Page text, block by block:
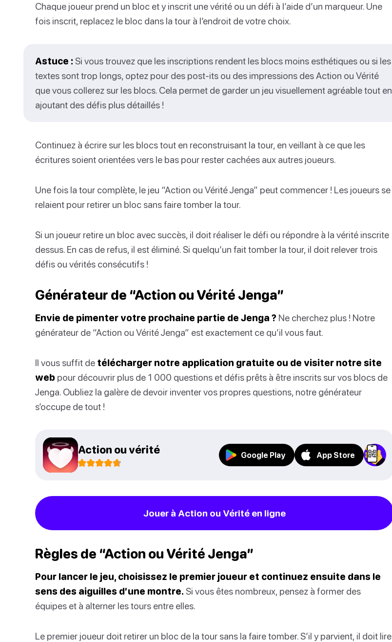
Chaque joueur prend un bloc et y inscrit une vérité ou un défi à l’aide d’un marqueur. Une
fois inscrit, replacez le bloc dans la tour à l’endroit de votre choix.
Astuce : Si vous trouvez que les inscriptions rendent les blocs moins esthétiques ou si les
textes sont trop longs, optez pour des post-its ou des impressions des Action ou Vérité
que vous collerez sur les blocs. Cela permet de garder un jeu visuellement agréable tout en
ajoutant des défis plus détaillés !
Continuez à écrire sur les blocs tout en reconstruisant la tour, en veillant à ce que les
écritures soient orientées vers le bas pour rester cachées aux autres joueurs.
Une fois la tour complète, le jeu “Action ou Vérité Jenga” peut commencer ! Les joueurs se
relaient pour retirer un bloc sans faire tomber la tour.
Si un joueur retire un bloc avec succès, il doit réaliser le défi ou répondre à la vérité inscrite
dessus. En cas de refus, il est éliminé. Si quelqu’un fait tomber la tour, il doit relever trois
défis ou vérités consécutifs !
Générateur de “Action ou Vérité Jenga”
Envie de pimenter votre prochaine partie de Jenga ? Ne cherchez plus ! Notre
générateur de “Action ou Vérité Jenga” est exactement ce qu’il vous faut.
Il vous suffit de télécharger notre application gratuite ou de visiter notre site
web pour découvrir plus de 1 000 questions et défis prêts à être inscrits sur vos blocs de
Jenga. Oubliez la galère de devoir inventer vos propres questions, notre générateur
s’occupe de tout !
Action ou vérité Google Play App Store
Jouer à Action ou Vérité en ligne
Règles de “Action ou Vérité Jenga”
Pour lancer le jeu, choisissez le premier joueur et continuez ensuite dans le
sens des aiguilles d’une montre. Si vous êtes nombreux, pensez à former des
équipes et à alterner les tours entre elles.
Le premier joueur doit retirer un bloc de la tour sans la faire tomber. S’il y parvient, il doit lire